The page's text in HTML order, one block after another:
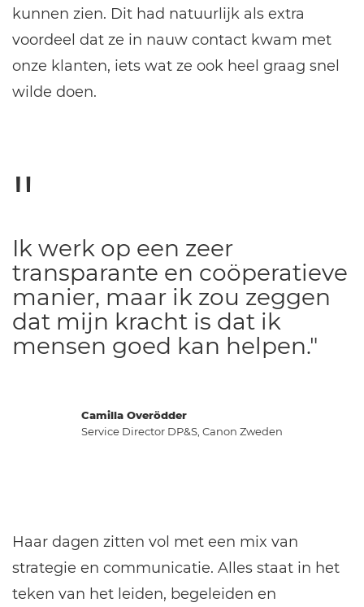
kunnen zien. Dit had natuurlijk als extra
voordeel dat ze in nauw contact kwam met
onze klanten, iets wat ze ook heel graag snel
wilde doen.
Camilla Overödder
Service Director DP&S, Canon Zweden
Ik werk op een zeer
transparante en coöperatieve
manier, maar ik zou zeggen
dat mijn kracht is dat ik
mensen goed kan helpen."
Haar dagen zitten vol met een mix van
strategie en communicatie. Alles staat in het
teken van het leiden, begeleiden en